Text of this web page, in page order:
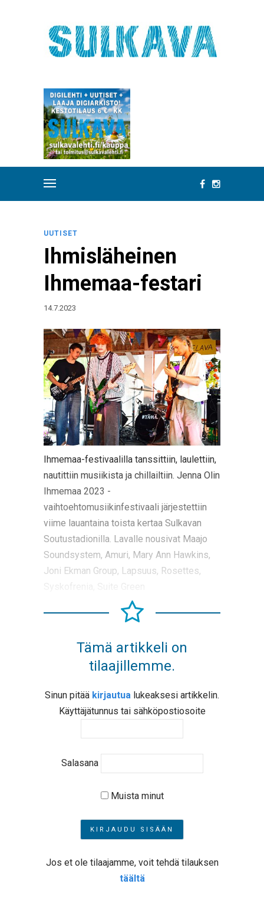
UUTISET
Ihmisläheinen
Ihmemaa-festari
14.7.2023
Ihmemaa-festivaalilla tanssittiin, laulettiin,
nautittiin musiikista ja chillailtiin. Jenna Olin
Ihmemaa 2023 -
vaihtoehtomusiikinfestivaali järjestettiin
viime lauantaina toista kertaa Sulkavan
Soutustadionilla. Lavalle nousivat Maajo
Soundsystem, Amuri, Mary Ann Hawkins,
Joni Ekman Group, Lapsuus, Rosettes,
Tämä artikkeli on
tilaajillemme.
Sinun pitää kirjautua lukeaksesi artikkelin.
Käyttäjätunnus tai sähköpostiosoite
Salasana
Muista minut
Jos et ole tilaajamme, voit tehdä tilauksen
täältä